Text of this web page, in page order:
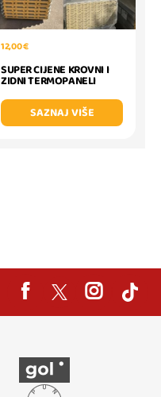
12,00 €
SUPER CIJENE KROVNI I
ZIDNI TERMOPANELI
SAZNAJ VIŠE